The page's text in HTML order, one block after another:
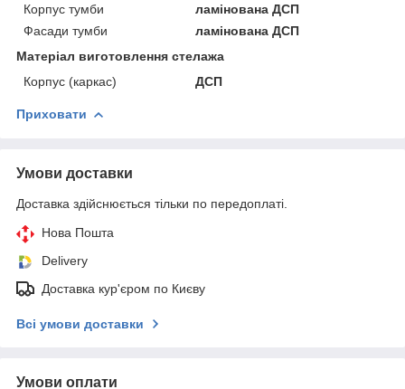
Корпус тумби
ламінована ДСП
Фасади тумби
ламінована ДСП
Матеріал виготовлення стелажа
Корпус (каркас)
ДСП
Приховати
Умови доставки
Доставка здійснюється тільки по передоплаті.
Нова Пошта
Delivery
Доставка кур'єром по Києву
Всі умови доставки
Умови оплати